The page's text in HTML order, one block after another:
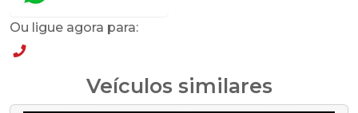
Ou ligue agora para:
Veículos similares